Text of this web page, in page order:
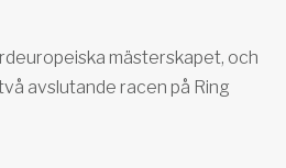
mästerskapet, och
avslutande racen på Ring